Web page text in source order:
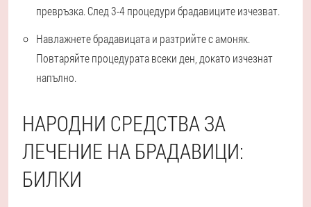
превръзка. След 3-4 процедури брадавиците изчезват.
Навлажнете брадавицата и разтрийте с амоняк.
Повтаряйте процедурата всеки ден, докато изчезнат
напълно.
НАРОДНИ СРЕДСТВА ЗА
ЛЕЧЕНИЕ НА БРАДАВИЦИ:
БИЛКИ